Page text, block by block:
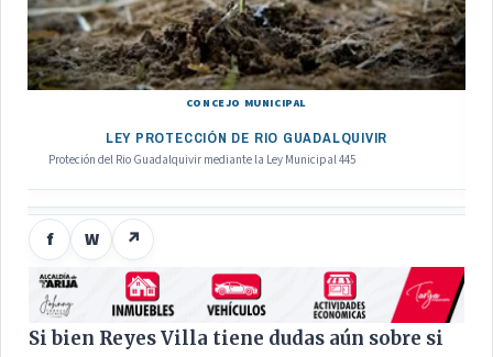
CONCEJO MUNICIPAL
LEY PROTECCIÓN DE RIO GUADALQUIVIR
Proteción del Rio Guadalquivir mediante la Ley Municipal 445
f W ↗
Si bien Reyes Villa tiene dudas aún sobre si